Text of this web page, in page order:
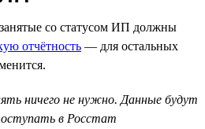
со статусом ИП должны
отчётность — для остальных
ничего не нужно. Данные будут
в Росстат